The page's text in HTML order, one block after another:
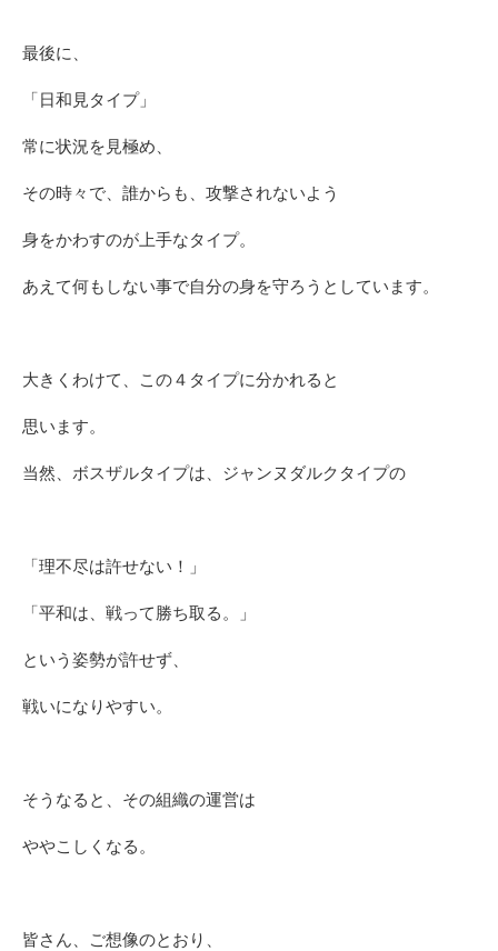
最後に、
「日和見タイプ」
常に状況を見極め、
その時々で、誰からも、攻撃されないよう
身をかわすのが上手なタイプ。
あえて何もしない事で自分の身を守ろうとしています。
大きくわけて、この４タイプに分かれると
思います。
当然、ボスザルタイプは、ジャンヌダルクタイプの
「理不尽は許せない！」
「平和は、戦って勝ち取る。」
という姿勢が許せず、
戦いになりやすい。
そうなると、その組織の運営は
ややこしくなる。
皆さん、ご想像のとおり、